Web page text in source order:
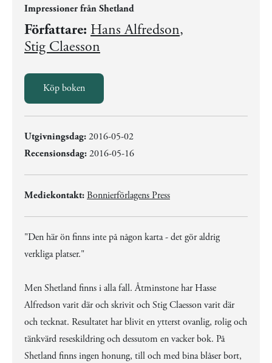
Impressioner från Shetland
Författare: Hans Alfredson,
Stig Claesson
Köp boken
Utgivningsdag:2016-05-02
Recensionsdag:2016-05-16
Mediekontakt: Bonnierförlagens Press
"Den här ön finns inte på någon karta - det gör aldrig
verkliga platser."
Men Shetland finns i alla fall. Åtminstone har Hasse
Alfredson varit där och skrivit och Stig Claesson varit där
och tecknat. Resultatet har blivit en ytterst ovanlig, rolig och
tänkvärd reseskildring och dessutom en vacker bok. På
Shetland finns ingen honung, till och med bina blåser bort,